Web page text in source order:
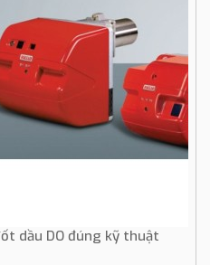
dầu DO đúng kỹ thuật